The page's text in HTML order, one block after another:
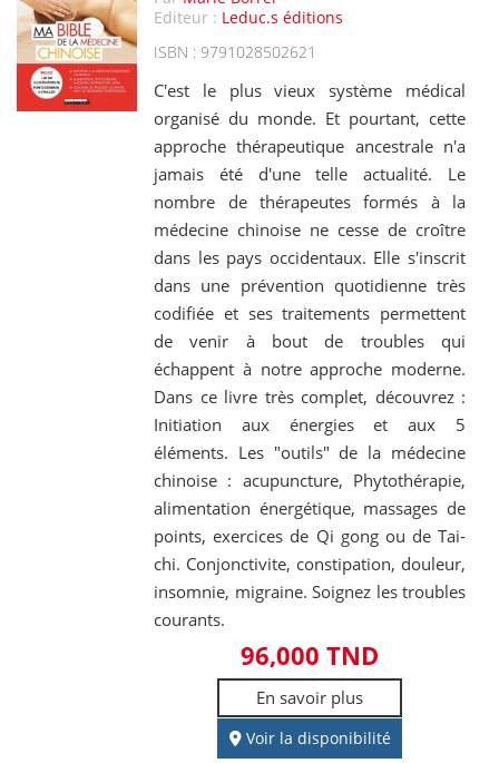
Editeur : Leduc.s éditions
ISBN : 9791028502621
C'est le plus vieux système médical
organisé du monde. Et pourtant, cette
approche thérapeutique ancestrale n'a
jamais été d'une telle actualité. Le
nombre de thérapeutes formés à la
médecine chinoise ne cesse de croître
dans les pays occidentaux. Elle s'inscrit
dans une prévention quotidienne très
codifiée et ses traitements permettent
de venir à bout de troubles qui
échappent à notre approche moderne.
Dans ce livre très complet, découvrez :
Initiation aux énergies et aux 5
éléments. Les "outils" de la médecine
chinoise : acupuncture, Phytothérapie,
alimentation énergétique, massages de
points, exercices de Qi gong ou de Tai-
chi. Conjonctivite, constipation, douleur,
insomnie, migraine. Soignez les troubles
courants.
96,000 TND
En savoir plus
Voir la disponibilité